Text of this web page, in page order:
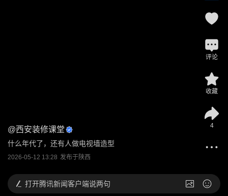
@西安装修课堂
什么年代了，还有人做电视墙造型
2026-05-12 13:28 发布于陕西
评论
收藏
4
打开腾讯新闻客户端说两句